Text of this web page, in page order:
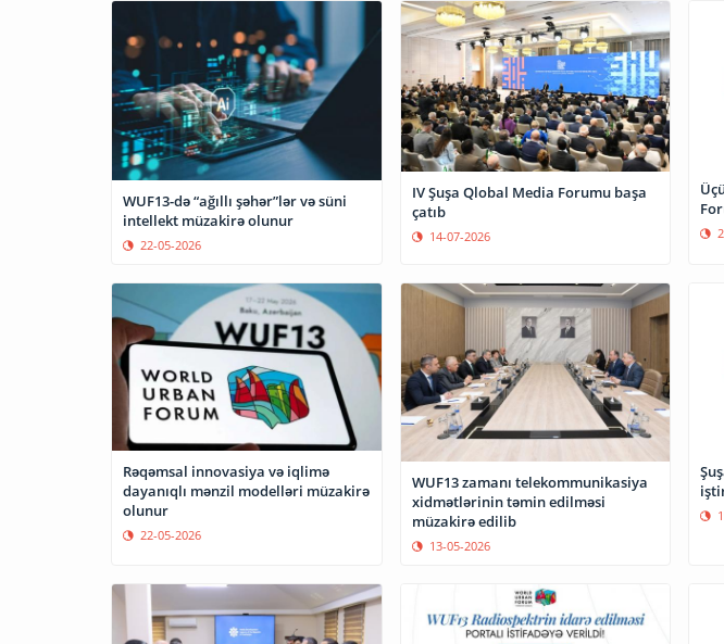
WUF13-də “ağıllı şəhər”lər və süni
intellekt müzakirə olunur
22-05-2026
IV Şuşa Qlobal Media Forumu başa
çatıb
14-07-2026
Rəqəmsal innovasiya və iqlimə
dayanıqlı mənzil modelləri müzakirə
olunur
22-05-2026
WUF13 zamanı telekommunikasiya
xidmətlərinin təmin edilməsi
müzakirə edilib
13-05-2026